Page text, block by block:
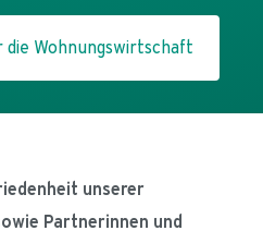
Wohnungswirtschaft
unserer
Partnerinnen und